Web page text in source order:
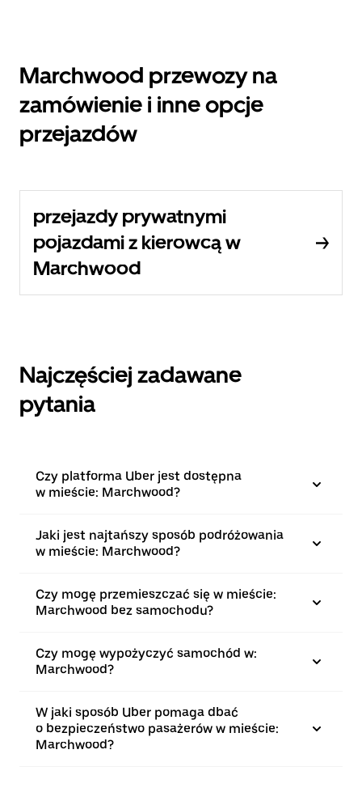
Marchwood przewozy na
zamówienie i inne opcje
przejazdów
przejazdy prywatnymi
pojazdami z kierowcą w
Marchwood
Najczęściej zadawane
pytania
Czy platforma Uber jest dostępna
w mieście: Marchwood?
Jaki jest najtańszy sposób podróżowania
w mieście: Marchwood?
Czy mogę przemieszczać się w mieście:
Marchwood bez samochodu?
Czy mogę wypożyczyć samochód w:
Marchwood?
W jaki sposób Uber pomaga dbać
o bezpieczeństwo pasażerów w mieście:
Marchwood?